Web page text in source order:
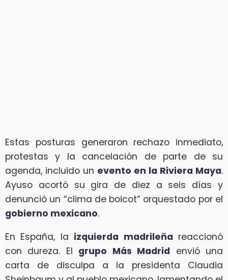
Estas posturas generaron rechazo inmediato,
protestas y la cancelación de parte de su
agenda, incluido un evento en la Riviera Maya.
Ayuso acortó su gira de diez a seis días y
denunció un “clima de boicot” orquestado por el
gobierno mexicano.
En España, la izquierda madrileña reaccionó
con dureza. El grupo Más Madrid envió una
carta de disculpa a la presidenta Claudia